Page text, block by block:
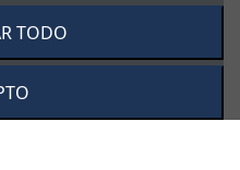
TODO